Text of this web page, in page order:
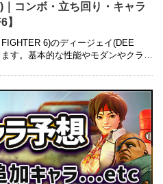
｜コンボ・立ち回り・キャラ
】
6)のディージェイ(DEE
す。基本的な性能やモダンやクラシ